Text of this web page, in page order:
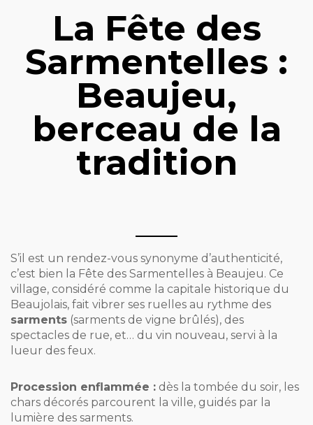
La Fête des
Sarmentelles :
Beaujeu,
berceau de la
tradition
S’il est un rendez-vous synonyme d’authenticité,
c’est bien la Fête des Sarmentelles à Beaujeu. Ce
village, considéré comme la capitale historique du
Beaujolais, fait vibrer ses ruelles au rythme des
sarments (sarments de vigne brûlés), des
spectacles de rue, et… du vin nouveau, servi à la
lueur des feux.
Procession enflammée : dès la tombée du soir, les
chars décorés parcourent la ville, guidés par la
lumière des sarments.